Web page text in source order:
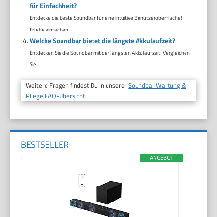
für Einfachheit?
Entdecke die beste Soundbar für eine intuitive Benutzeroberfläche!
Erlebe einfachen...
Welche Soundbar bietet die längste Akkulaufzeit?
Entdecken Sie die Soundbar mit der längsten Akkulaufzeit! Vergleichen
Sie...
Weitere Fragen findest Du in unsererSoundbar Wartung &
Pflege FAQ-Übersicht.
BESTSELLER
ANGEBOT